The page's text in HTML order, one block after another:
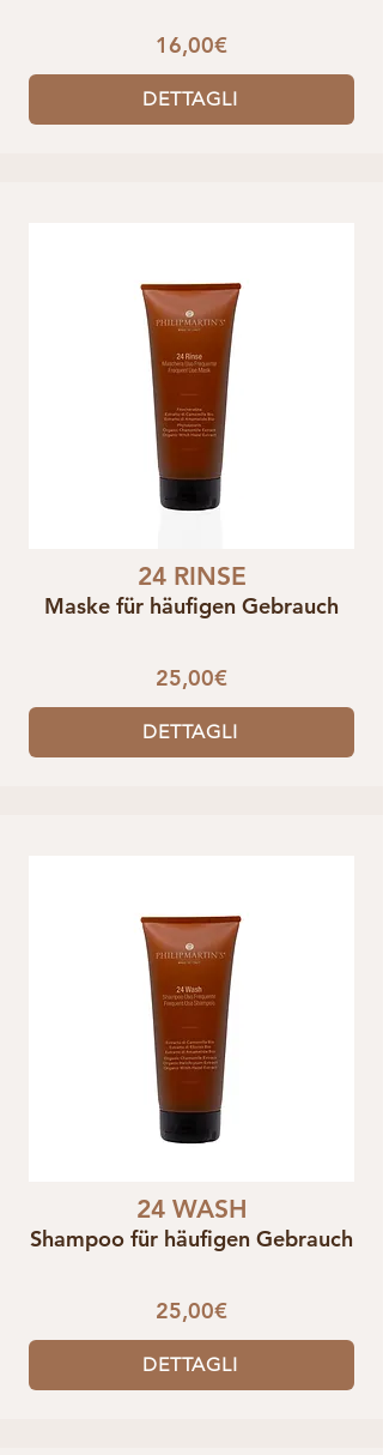
16,00€
DETTAGLI
24 RINSE
Maske für häufigen Gebrauch
25,00€
DETTAGLI
24 WASH
Shampoo für häufigen Gebrauch
25,00€
DETTAGLI